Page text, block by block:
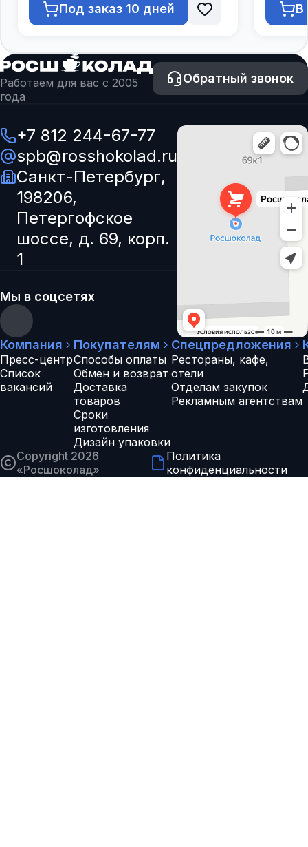
Под заказ 10 дней
В
Работаем для вас с 2005
года
Обратный звонок
+7 812 244-67-77
spb@rosshokolad.ru
Санкт-Петербург,
198206,
Петергофское
шоссе, д. 69, корп.
1
Мы в соцсетях
Компания
Пресс-центр
Список
вакансий
Покупателям
Способы оплаты
Обмен и возврат
Доставка
товаров
Сроки
изготовления
Дизайн упаковки
Спецпредложения
Рестораны, кафе,
отели
Отделам закупок
Рекламным агентствам
Copyright 2026
«Росшоколад»
Политика
конфиденциальности